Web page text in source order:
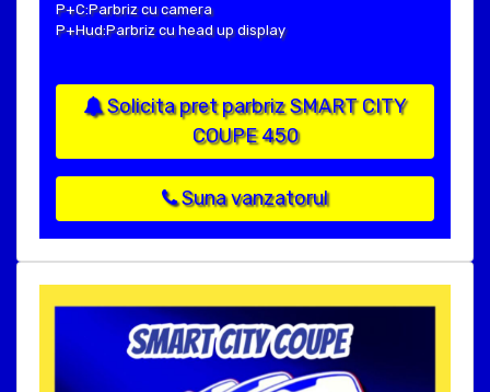
P+C:Parbriz cu camera
P+Hud:Parbriz cu head up display
Solicita pret parbriz SMART CITY
COUPE 450
Suna vanzatorul